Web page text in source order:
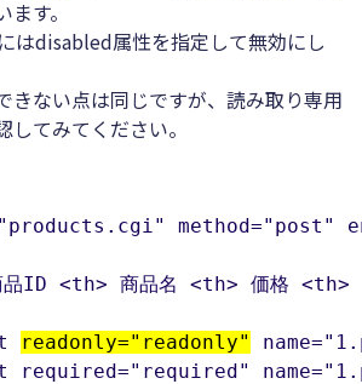
す。
にはdisabled属性を指定して無効にし
きない点は同じですが、読み取り専用
してみてください。
method="post"
ID <th> 商品名 <th> 価格 <th>
readonly="readonly"
required="required"